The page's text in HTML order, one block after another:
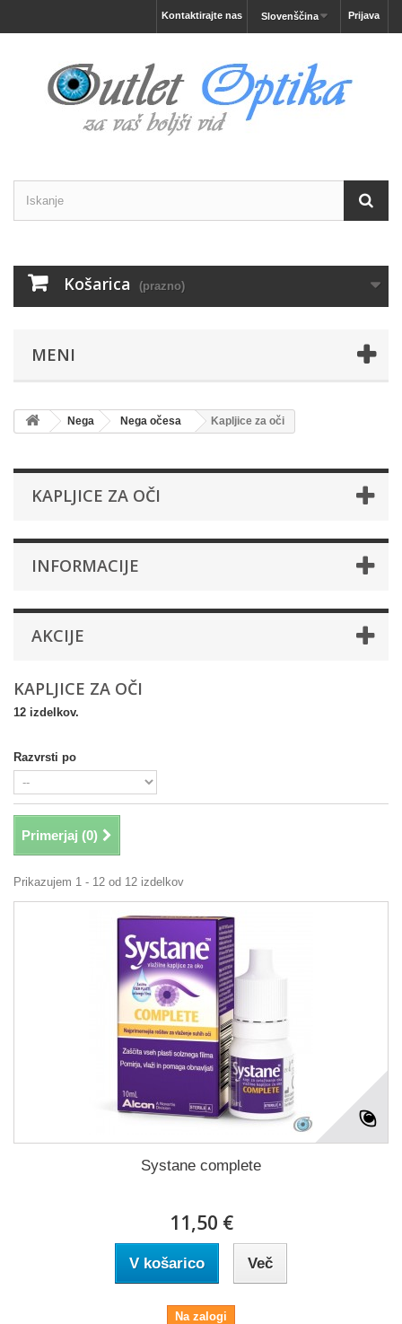
Prijava
Slovenščina
Kontaktirajte nas
Košarica (prazno)
MENI
Nega Nega očesa Kapljice za oči
KAPLJICE ZA OČI
INFORMACIJE
AKCIJE
KAPLJICE ZA OČI
12 izdelkov.
Razvrsti po
Primerjaj (0)
Prikazujem 1 - 12 od 12 izdelkov
Systane complete
11,50 €
V košarico Več
Na zalogi